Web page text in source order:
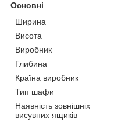
Основні
Ширина
Висота
Виробник
Глибина
Країна виробник
Тип шафи
Наявність зовнішніх
висувних ящиків